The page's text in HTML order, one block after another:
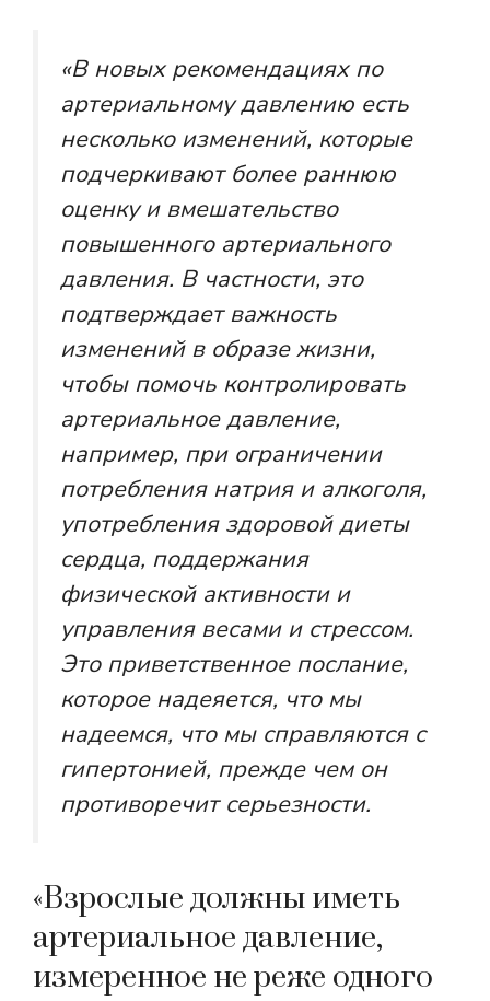
«В новых рекомендациях по
артериальному давлению есть
несколько изменений, которые
подчеркивают более раннюю
оценку и вмешательство
повышенного артериального
давления. В частности, это
подтверждает важность
изменений в образе жизни,
чтобы помочь контролировать
артериальное давление,
например, при ограничении
потребления натрия и алкоголя,
употребления здоровой диеты
сердца, поддержания
физической активности и
управления весами и стрессом.
Это приветственное послание,
которое надеяется, что мы
надеемся, что мы справляются с
гипертонией, прежде чем он
противоречит серьезности.
«Взрослые должны иметь
артериальное давление,
измеренное не реже одного